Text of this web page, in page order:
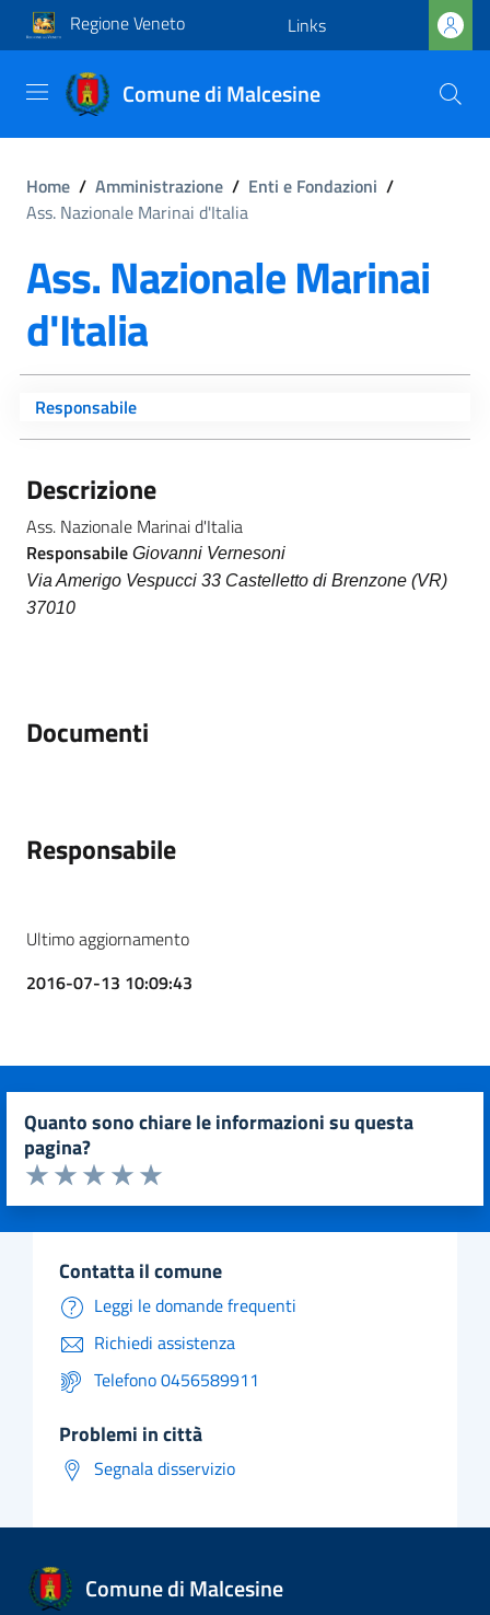
Regione Veneto Links
Comune di Malcesine
Home / Amministrazione / Enti e Fondazioni /
Ass. Nazionale Marinai d'Italia
Ass. Nazionale Marinai
d'Italia
Responsabile
Descrizione
Ass. Nazionale Marinai d'Italia
Responsabile Giovanni Vernesoni
Via Amerigo Vespucci 33 Castelletto di Brenzone (VR)
37010
Documenti
Responsabile
Ultimo aggiornamento
2016-07-13 10:09:43
quanto sono chiare le informazioni su questa
pagina?
Valuta da 1 a 5 stelle la pagina
Valuta 5 stelle su 5
Valuta 4 stelle su 5
Valuta 3 stelle su 5
Valuta 2 stelle su 5
Valuta 1 stelle su 5
contatta il comune
Leggi le domande frequenti
Richiedi assistenza
Telefono 0456589911
problemi in città
Segnala disservizio
Comune di Malcesine